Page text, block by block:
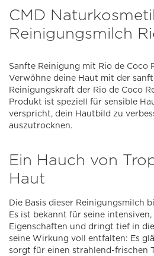
CMD
Reinigungsmilch
Sanfte Reinigung mit Rio de Coco
Verwöhne deine Haut mit der
Reinigungskraft der Rio de Coco
Produkt ist speziell für sensible
verspricht, dein Hautbild zu
auszutrocknen.
Ein Hauch von
Haut
Die Basis dieser Reinigungsmilch
Es ist bekannt für seine
Eigenschaften und dringt tief in
seine Wirkung voll entfalten: Es
sorgt für einen strahlend-frischen